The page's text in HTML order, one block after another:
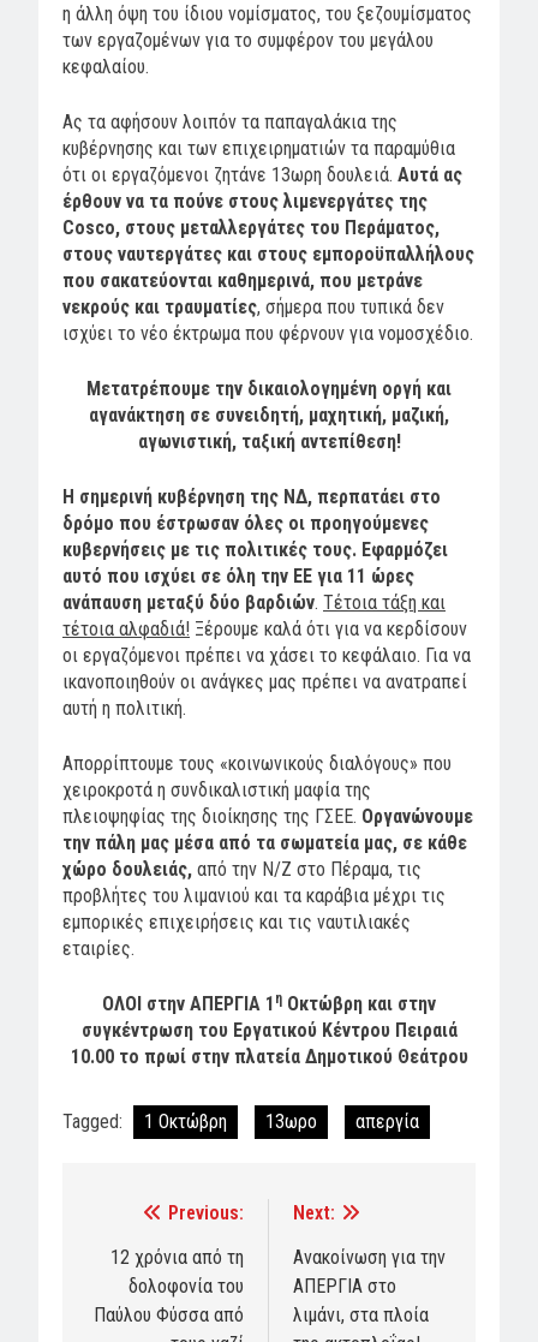
η άλλη όψη του ίδιου νομίσματος, του ξεζουμίσματος
των εργαζομένων για το συμφέρον του μεγάλου
κεφαλαίου.
Ας τα αφήσουν λοιπόν τα παπαγαλάκια της
κυβέρνησης και των επιχειρηματιών τα παραμύθια
ότι οι εργαζόμενοι ζητάνε 13ωρη δουλειά. Αυτά ας
έρθουν να τα πούνε στους λιμενεργάτες της
Cosco, στους μεταλλεργάτες του Περάματος,
στους ναυτεργάτες και στους εμποροϋπαλλήλους
που σακατεύονται καθημερινά, που μετράνε
νεκρούς και τραυματίες, σήμερα που τυπικά δεν
ισχύει το νέο έκτρωμα που φέρνουν για νομοσχέδιο.
Μετατρέπουμε την δικαιολογημένη οργή και
αγανάκτηση σε συνειδητή, μαχητική, μαζική,
αγωνιστική, ταξική αντεπίθεση!
Η σημερινή κυβέρνηση της ΝΔ, περπατάει στο
δρόμο που έστρωσαν όλες οι προηγούμενες
κυβερνήσεις με τις πολιτικές τους. Εφαρμόζει
αυτό που ισχύει σε όλη την ΕΕ για 11 ώρες
ανάπαυση μεταξύ δύο βαρδιών. Τέτοια τάξη και
τέτοια αλφαδιά! Ξέρουμε καλά ότι για να κερδίσουν
οι εργαζόμενοι πρέπει να χάσει το κεφάλαιο. Για να
ικανοποιηθούν οι ανάγκες μας πρέπει να ανατραπεί
αυτή η πολιτική.
Απορρίπτουμε τους «κοινωνικούς διαλόγους» που
χειροκροτά η συνδικαλιστική μαφία της
πλειοψηφίας της διοίκησης της ΓΣΕΕ. Οργανώνουμε
την πάλη μας μέσα από τα σωματεία μας, σε κάθε
χώρο δουλειάς, από την Ν/Ζ στο Πέραμα, τις
προβλήτες του λιμανιού και τα καράβια μέχρι τις
εμπορικές επιχειρήσεις και τις ναυτιλιακές
εταιρίες.
ΟΛΟΙ στην ΑΠΕΡΓΙΑ 1 η Οκτώβρη και στην
συγκέντρωση του Εργατικού Κέντρου Πειραιά
10.00 το πρωί στην πλατεία Δημοτικού Θεάτρου
Tagged: 1 Οκτώβρη 13ωρο απεργία
navigation
Previous:
12 χρόνια από τη
δολοφονία του
Παύλου Φύσσα από
Next:
Ανακοίνωση για την
ΑΠΕΡΓΙΑ στο
λιμάνι, στα πλοία